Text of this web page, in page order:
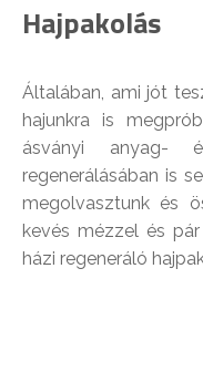
Hajpakolás
Általában, ami jót
hajunkra is
ásványi anyag-
regenerálásában is
megolvasztunk és
kevés mézzel és
házi regeneráló